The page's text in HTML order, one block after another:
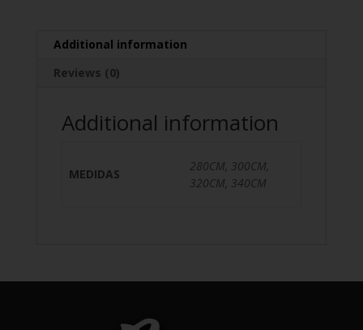
Additional information
Reviews (0)
Additional information
MEDIDAS
280CM, 300CM,
320CM, 340CM